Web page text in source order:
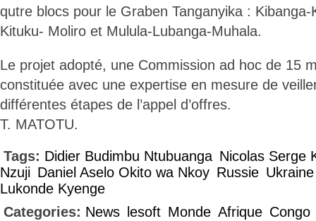
qutre blocs pour le Graben Tanganyika : Kibanga-
Kituku- Moliro et Mulula-Lubanga-Muhala.
Le projet adopté, une Commission ad hoc de 15
constituée avec une expertise en mesure de
différentes étapes de l’appel d’offres.
T. MATOTU.
Tags: Didier Budimbu Ntubuanga Nicolas Serge
Nzuji Daniel Aselo Okito wa Nkoy Russie Ukraine
Lukonde Kyenge
Categories: News lesoft Monde Afrique Congo